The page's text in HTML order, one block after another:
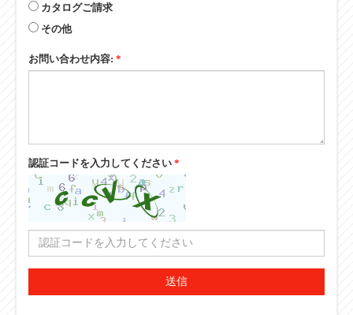
カタログご請求
その他
お問い合わせ内容: *
認証コードを入力してください *
送信